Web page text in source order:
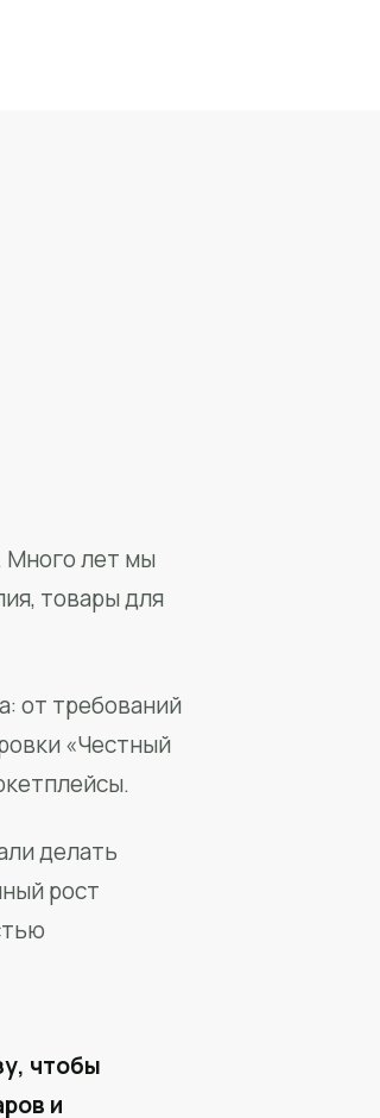
Много лет мы
товары для
от требований
«Честный
делать
рост
чтобы
и